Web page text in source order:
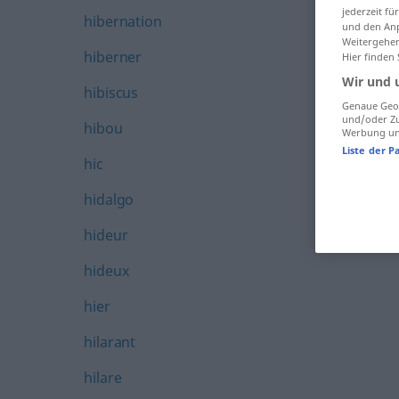
hibernation
hiberner
hibiscus
hibou
hic
hidalgo
hideur
hideux
hier
hilarant
hilare
jederzeit
und den
Hier finden
Wir und
Genaue
und/oder
Werbung
Liste der